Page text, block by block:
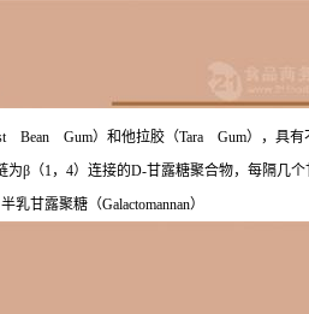
Bean Gum）和他拉胶（Tara Gum），具有
β（1，4）连接的D-甘露糖聚合物，每隔几
甘露聚糖（Galactomannan）